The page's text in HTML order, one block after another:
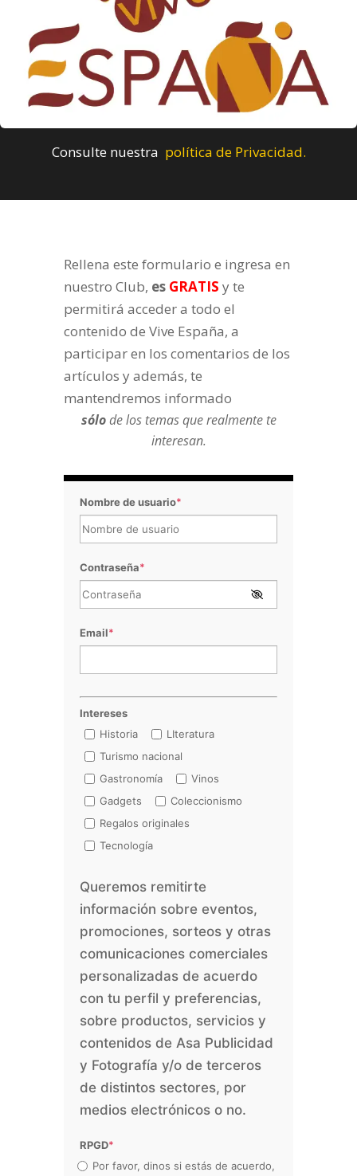
Consulte nuestra política de Privacidad.
Rellena este formulario e ingresa en
nuestro Club, es GRATIS y te
permitirá acceder a todo el
contenido de Vive España, a
participar en los comentarios de los
artículos y además, te
mantendremos informado
sólode los temas que realmente te
interesan.
Nombre de usuario*
Contraseña*
Email*
Intereses
Historia
LIteratura
Turismo nacional
Gastronomía
Vinos
Gadgets
Coleccionismo
Regalos originales
Tecnología
Queremos remitirte
información sobre eventos,
promociones, sorteos y otras
comunicaciones comerciales
personalizadas de acuerdo
con tu perfil y preferencias,
sobre productos, servicios y
contenidos de Asa Publicidad
y Fotografía y/o de terceros
de distintos sectores, por
medios electrónicos o no.
RPGD*
Por favor, dinos si estás de acuerdo,